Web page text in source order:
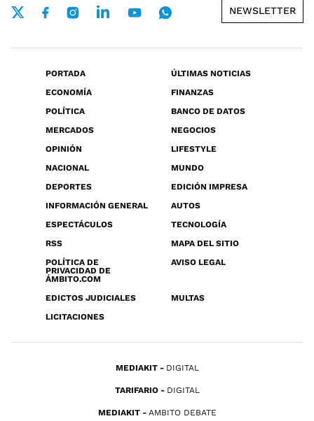
NEWSLETTER
PORTADA
ÚLTIMAS NOTICIAS
ECONOMÍA
FINANZAS
POLÍTICA
BANCO DE DATOS
MERCADOS
NEGOCIOS
OPINIÓN
LIFESTYLE
NACIONAL
MUNDO
DEPORTES
EDICIÓN IMPRESA
INFORMACIÓN GENERAL
AUTOS
ESPECTÁCULOS
TECNOLOGÍA
RSS
MAPA DEL SITIO
POLÍTICA DE
PRIVACIDAD DE
ÁMBITO.COM
AVISO LEGAL
EDICTOS JUDICIALES
MULTAS
LICITACIONES
MEDIAKIT DIGITAL
TARIFARIO DIGITAL
MEDIAKIT AMBITO DEBATE